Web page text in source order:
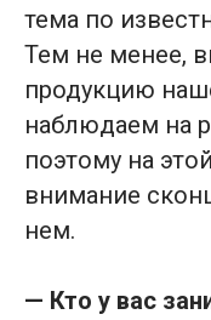
тема по
Тем не менее,
продукцию
наблюдаем на
поэтому на
внимание
нем.
— Кто у вас